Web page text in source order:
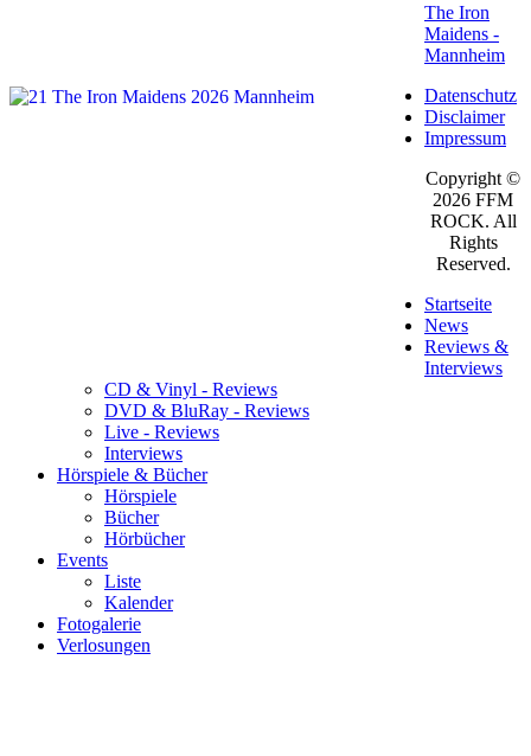
The Iron
Maidens -
Mannheim
Datenschutz
Disclaimer
Impressum
Copyright ©
2026 FFM
ROCK. All
Rights
Reserved.
Startseite
News
Reviews &
Interviews
CD & Vinyl - Reviews
DVD & BluRay - Reviews
Live - Reviews
Interviews
Hörspiele & Bücher
Hörspiele
Bücher
Hörbücher
Events
Liste
Kalender
Fotogalerie
Verlosungen